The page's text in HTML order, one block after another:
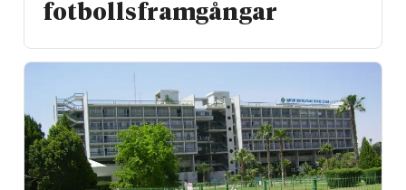
fotbolls­­framgångar